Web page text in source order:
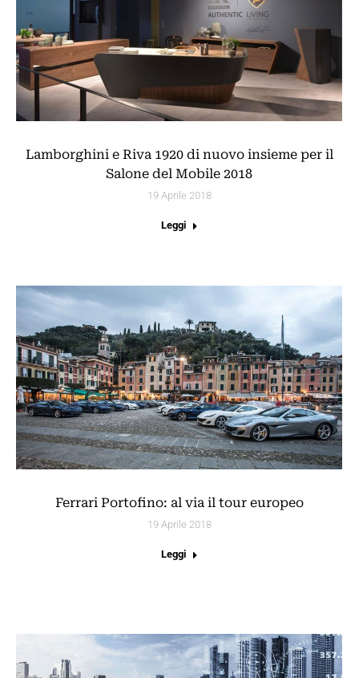
Lamborghini e Riva 1920 di nuovo insieme per il
Salone del Mobile 2018
19 Aprile 2018
Leggi
Ferrari Portofino: al via il tour europeo
19 Aprile 2018
Leggi